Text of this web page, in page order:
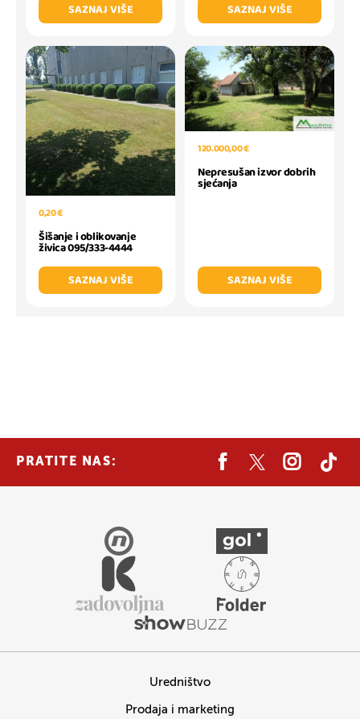
SAZNAJ VIŠE
SAZNAJ VIŠE
0,20 €
Šišanje i oblikovanje
živica 095/333-4444
SAZNAJ VIŠE
120.000,00 €
Nepresušan izvor dobrih
sjećanja
SAZNAJ VIŠE
PRATITE NAS:
Uredništvo
Prodaja i marketing